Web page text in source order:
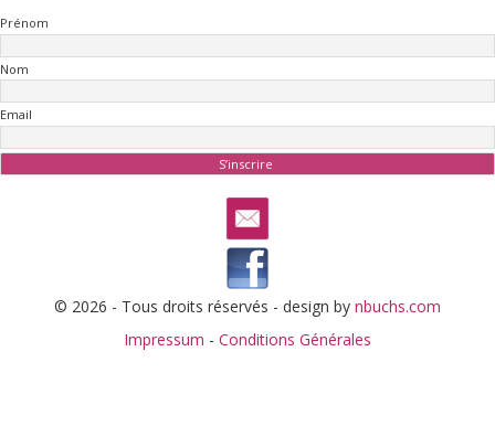
Prénom
Nom
Email
© 2026 - Tous droits réservés - design by nbuchs.com
Impressum - Conditions Générales